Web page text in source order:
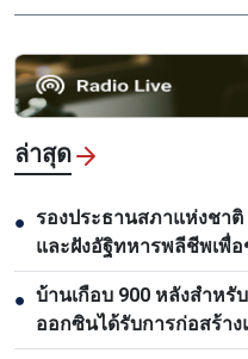
ล่าสุด
● รองประธานสภาแห่งชาติ
และฝังอัฐิทหารพลีชีพเพื่อ
● บ้านเกือบ 900 หลังสำหรั
ออกซินได้รับการก่อสร้าง